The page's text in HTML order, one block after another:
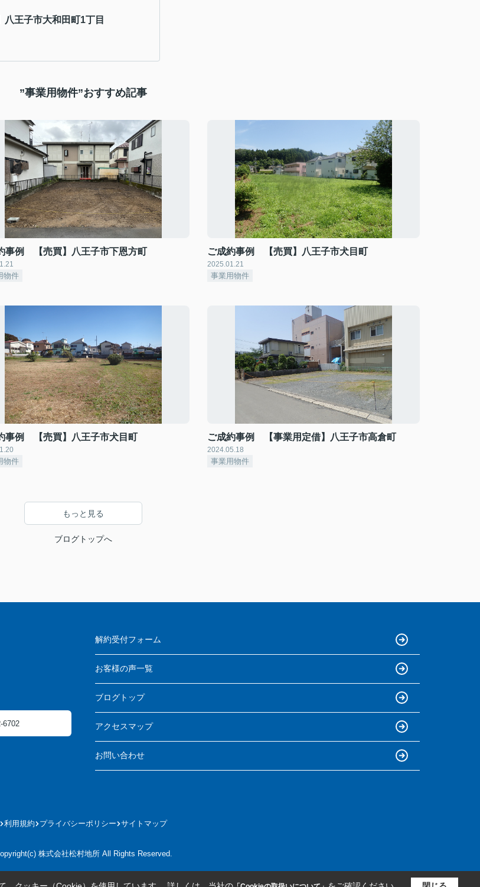
王子市大和田町1丁目
”事業用物件”おすすめ記事
事例 【売買】八王子市下恩方町
物件
ご成約事例 【売買】八王子市犬目町
2025.01.21
事業用物件
事例 【売買】八王子市犬目町
物件
ご成約事例 【事業用定借】八王子市高倉町
2024.05.18
事業用物件
もっと見る
ブログトップへ
6702
解約受付フォーム
お客様の声一覧
ブログトップ
アクセスマップ
お問い合わせ
利用規約 プライバシーポリシー サイトマップ
株式会社松村地所 All Rights Reserved.